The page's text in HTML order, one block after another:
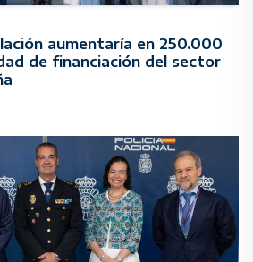
aumentaría en 250.000
de financiación del sector